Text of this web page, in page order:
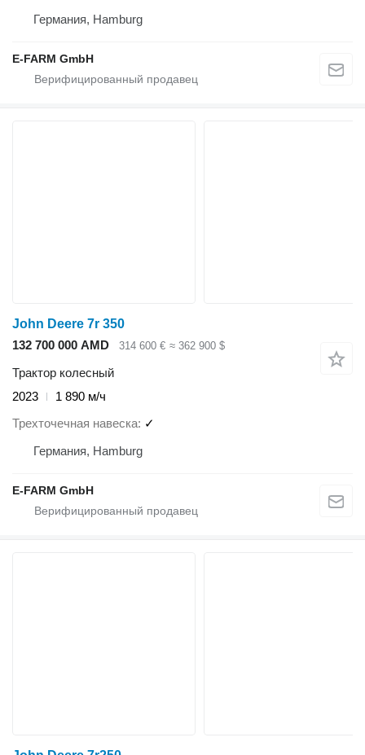
Германия, Hamburg
E-FARM GmbH
John Deere 7r 350
132 700 000 AMD
314 600 € ≈ 362 900 $
Трактор колесный
2023
1 890 м/ч
Трехточечная навеска ✓
Германия, Hamburg
E-FARM GmbH